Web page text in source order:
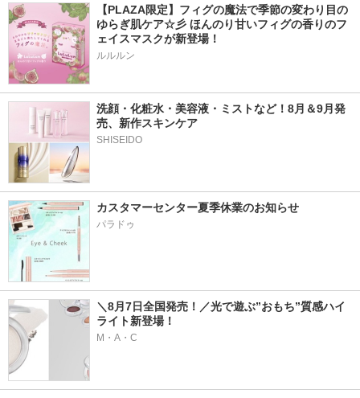
【PLAZA限定】フィグの魔法で季節の変わり目の
ゆらぎ肌ケア☆彡 ほんのり甘いフィグの香りのフ
ェイスマスクが新登場！
ルルルン
洗顔・化粧水・美容液・ミストなど！8月＆9月発
売、新作スキンケア
カスタマーセンター夏季休業のお知らせ
パラドゥ
＼8月7日全国発売！／光で遊ぶ”おもち”質感ハイ
ライト新登場！
M・A・C